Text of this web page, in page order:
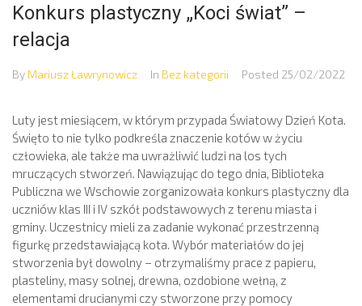
Konkurs plastyczny „Koci świat” –
relacja
By Mariusz Ławrynowicz In Bez kategorii Posted 25/02/2022
Luty jest miesiącem, w którym przypada Światowy Dzień Kota.
Święto to nie tylko podkreśla znaczenie kotów w życiu
człowieka, ale także ma uwrażliwić ludzi na los tych
mruczących stworzeń. Nawiązując do tego dnia, Biblioteka
Publiczna we Wschowie zorganizowała konkurs plastyczny dla
uczniów klas III i IV szkół podstawowych z terenu miasta i
gminy. Uczestnicy mieli za zadanie wykonać przestrzenną
figurkę przedstawiającą kota. Wybór materiałów do jej
stworzenia był dowolny – otrzymaliśmy prace z papieru,
plasteliny, masy solnej, drewna, ozdobione wełną, z
elementami drucianymi czy stworzone przy pomocy